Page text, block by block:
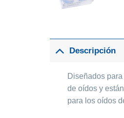
Descripción
Diseñados
de oídos y
para los oídos